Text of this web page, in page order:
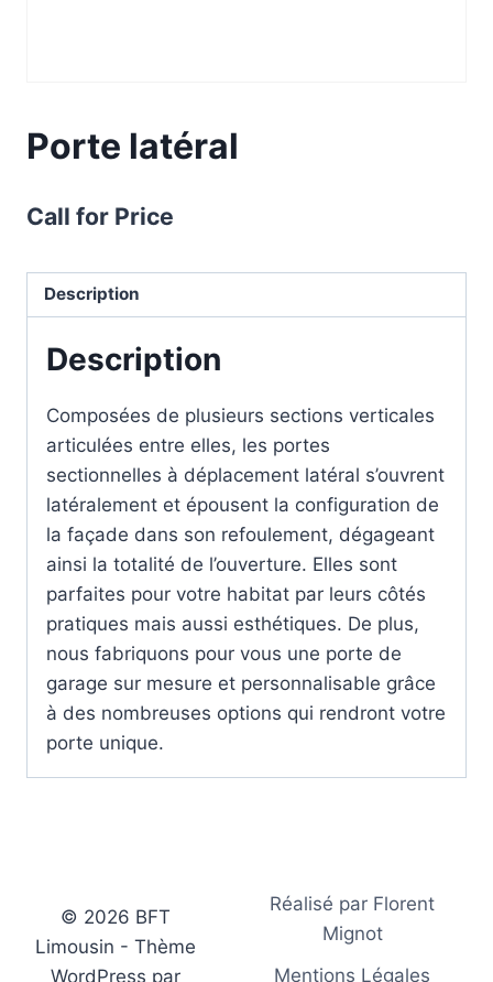
Porte latéral
Call for Price
Description
Description
Composées de plusieurs sections verticales
articulées entre elles, les portes
sectionnelles à déplacement latéral s’ouvrent
latéralement et épousent la configuration de
la façade dans son refoulement, dégageant
ainsi la totalité de l’ouverture. Elles sont
parfaites pour votre habitat par leurs côtés
pratiques mais aussi esthétiques. De plus,
nous fabriquons pour vous une porte de
garage sur mesure et personnalisable grâce
à des nombreuses options qui rendront votre
porte unique.
© 2026 BFT
Limousin - Thème
WordPress par
Réalisé par Florent
Mignot
Mentions Légales